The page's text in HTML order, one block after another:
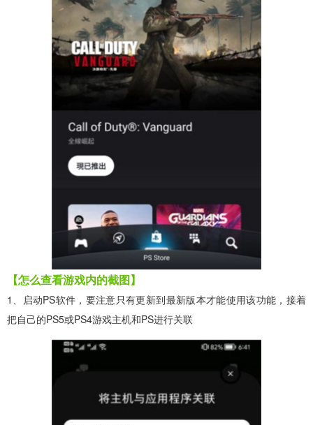
【怎么查看游戏内的截图】
1、启动PS软件，要注意只有更新到最新版本才能使用该功能，接着
把自己的PS5或PS4游戏主机和PS进行关联